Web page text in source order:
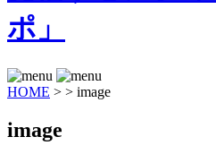
HOME > > image
image